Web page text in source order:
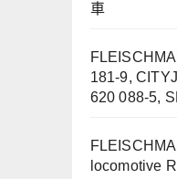
車
181-9,
620 088-5,
locomotive